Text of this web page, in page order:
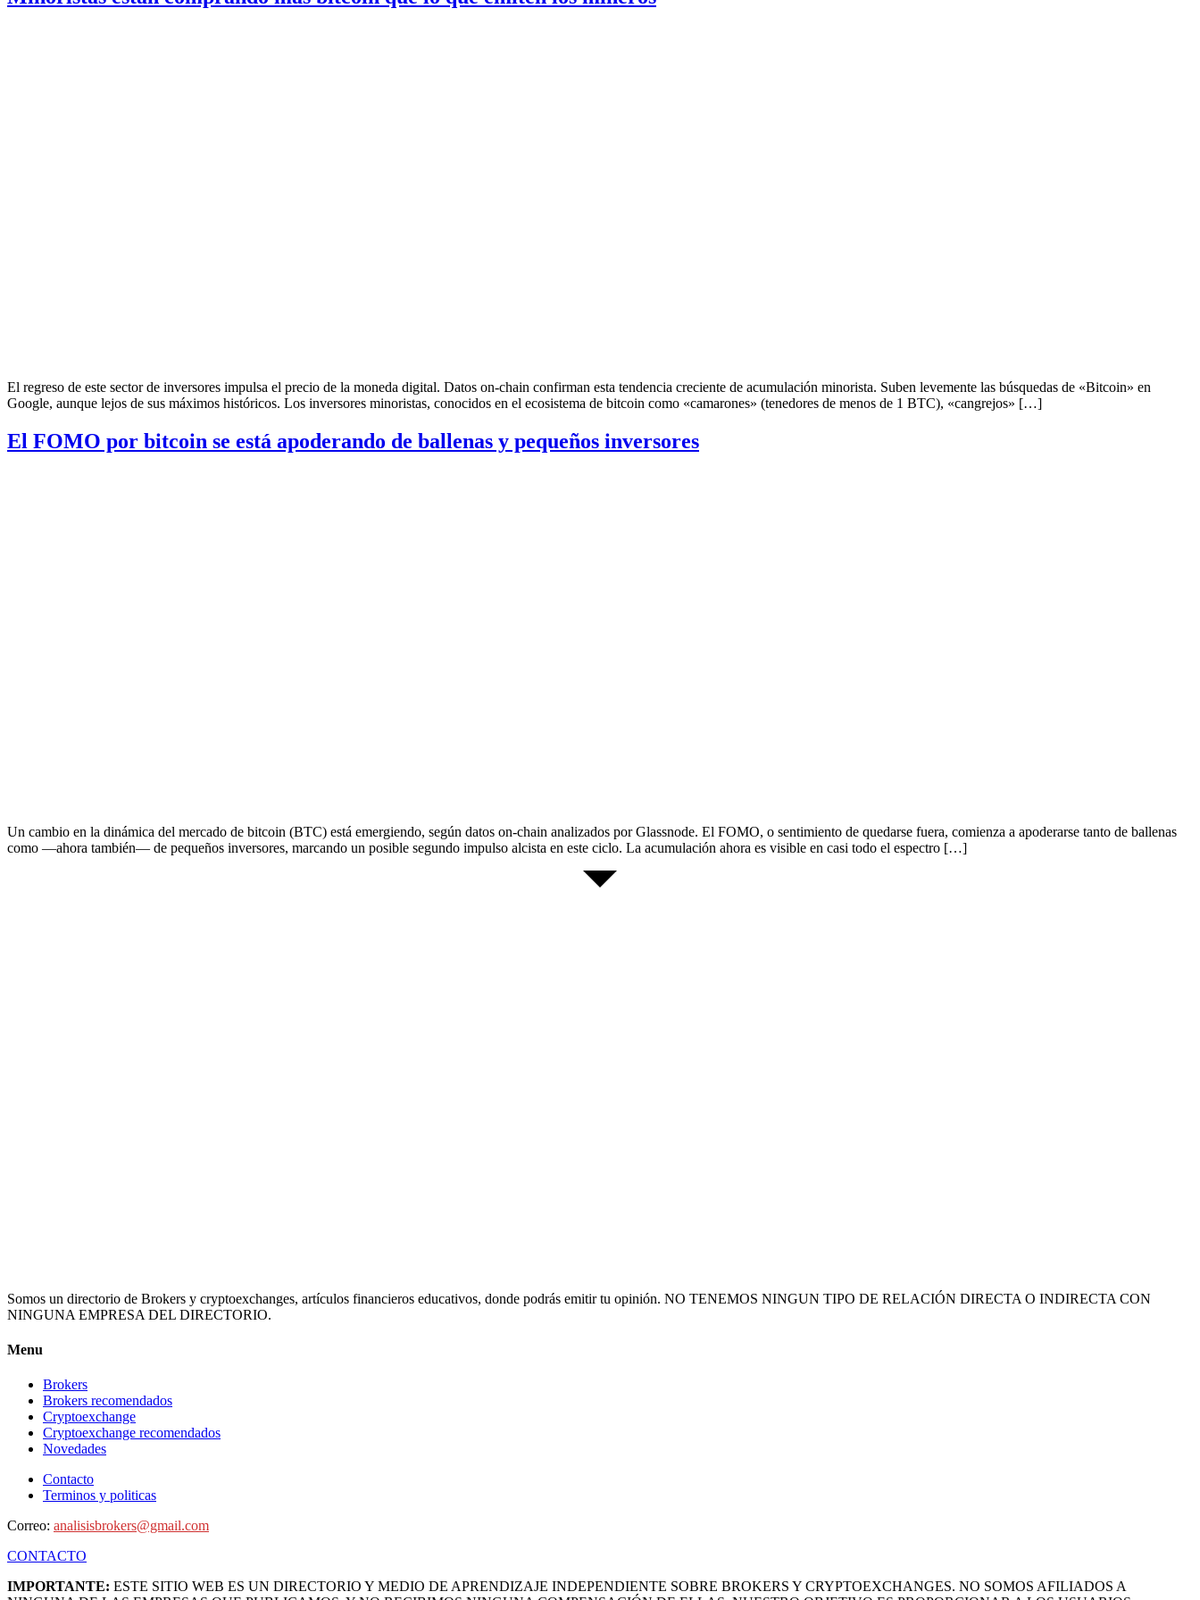
El regreso de este sector de inversores impulsa el precio de la moneda digital. Datos on-chain confirman esta tendencia creciente de acumulación minorista. Suben levemente las búsquedas de «Bitcoin» en
Google, aunque lejos de sus máximos históricos. Los inversores minoristas, conocidos en el ecosistema de bitcoin como «camarones» (tenedores de menos de 1 BTC), «cangrejos» […]
El FOMO por bitcoin se está apoderando de ballenas y pequeños inversores
Un cambio en la dinámica del mercado de bitcoin (BTC) está emergiendo, según datos on-chain analizados por Glassnode. El FOMO, o sentimiento de quedarse fuera, comienza a apoderarse tanto de ballenas
como —ahora también— de pequeños inversores, marcando un posible segundo impulso alcista en este ciclo. La acumulación ahora es visible en casi todo el espectro […]
Somos un directorio de Brokers y cryptoexchanges, artículos financieros educativos, donde podrás emitir tu opinión. NO TENEMOS NINGUN TIPO DE RELACIÓN DIRECTA O INDIRECTA CON
NINGUNA EMPRESA DEL DIRECTORIO.
Menu
Brokers
Brokers recomendados
Cryptoexchange
Cryptoexchange recomendados
Novedades
Contacto
Terminos y politicas
Correo: analisisbrokers@gmail.com
CONTACTO
IMPORTANTE: ESTE SITIO WEB ES UN DIRECTORIO Y MEDIO DE APRENDIZAJE INDEPENDIENTE SOBRE BROKERS Y CRYPTOEXCHANGES. NO SOMOS AFILIADOS A